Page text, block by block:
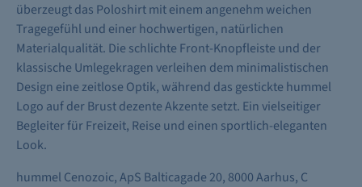
überzeugt das Poloshirt mit einem angenehm weichen
Tragegefühl und einer hochwertigen, natürlichen
Materialqualität. Die schlichte Front-Knopfleiste und der
klassische Umlegekragen verleihen dem minimalistischen
Design eine zeitlose Optik, während das gestickte hummel
Logo auf der Brust dezente Akzente setzt. Ein vielseitiger
Begleiter für Freizeit, Reise und einen sportlich-eleganten
Look.
hummel Cenozoic, ApS Balticagade 20, 8000 Aarhus, C